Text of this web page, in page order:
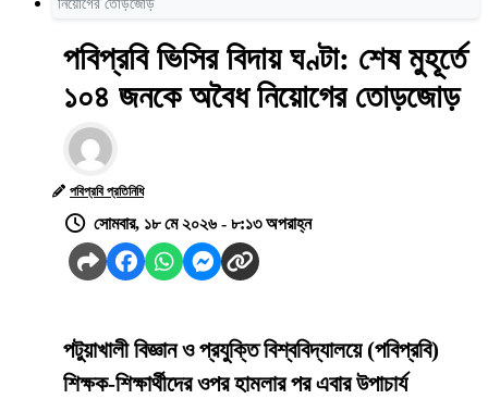
নিয়োগের তোড়জোড়
পবিপ্রবি ভিসির বিদায় ঘণ্টা: শেষ মুহূর্তে
১০৪ জনকে অবৈধ নিয়োগের তোড়জোড়
পবিপ্রবি প্রতিনিধি
সোমবার, ১৮ মে ২০২৬ - ৮:১৩ অপরাহ্ন
পটুয়াখালী বিজ্ঞান ও প্রযুক্তি বিশ্ববিদ্যালয়ে (পবিপ্রবি)
শিক্ষক-শিক্ষার্থীদের ওপর হামলার পর এবার উপাচার্য